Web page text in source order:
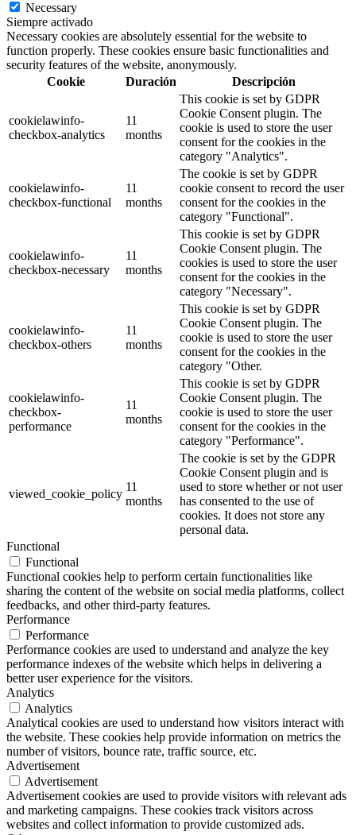
Necessary
Siempre activado
Necessary cookies are absolutely essential for the website to
function properly. These cookies ensure basic functionalities and
security features of the website, anonymously.
Cookie
Duración Descripción
cookielawinfo-
checkbox-analytics
11
months
This cookie is set by GDPR
Cookie Consent plugin. The
cookie is used to store the user
consent for the cookies in the
category "Analytics".
cookielawinfo-
checkbox-functional
11
months
The cookie is set by GDPR
cookie consent to record the user
consent for the cookies in the
category "Functional".
cookielawinfo-
checkbox-necessary
11
months
This cookie is set by GDPR
Cookie Consent plugin. The
cookies is used to store the user
consent for the cookies in the
category "Necessary".
cookielawinfo-
checkbox-others
11
months
This cookie is set by GDPR
Cookie Consent plugin. The
cookie is used to store the user
consent for the cookies in the
category "Other.
cookielawinfo-
checkbox-
performance
11
months
This cookie is set by GDPR
Cookie Consent plugin. The
cookie is used to store the user
consent for the cookies in the
category "Performance".
viewed_cookie_policy
11
months
The cookie is set by the GDPR
Cookie Consent plugin and is
used to store whether or not user
has consented to the use of
cookies. It does not store any
personal data.
Functional
Functional
Functional cookies help to perform certain functionalities like
sharing the content of the website on social media platforms, collect
feedbacks, and other third-party features.
Performance
Performance
Performance cookies are used to understand and analyze the key
performance indexes of the website which helps in delivering a
better user experience for the visitors.
Analytics
Analytics
Analytical cookies are used to understand how visitors interact with
the website. These cookies help provide information on metrics the
number of visitors, bounce rate, traffic source, etc.
Advertisement
Advertisement
Advertisement cookies are used to provide visitors with relevant ads
and marketing campaigns. These cookies track visitors across
websites and collect information to provide customized ads.